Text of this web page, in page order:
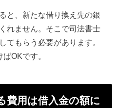
と、新たな借り換え先の銀
れません。そこで司法書士
てもらう必要があります。
OKです。
費用は借入金の額に